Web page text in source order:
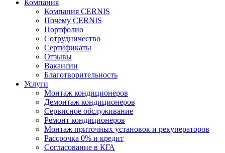
Компания
Компания CERNIS
Почему CERNIS
Портфолио
Сотрудничество
Сертификаты
Отзывы
Вакансии
Благотворительность
Услуги
Монтаж кондиционеров
Демонтаж кондиционеров
Сервисное обслуживание
Ремонт кондиционеров
Монтаж приточных установок и рекуператоров
Рассрочка 0% и кредит
Согласование в КГА